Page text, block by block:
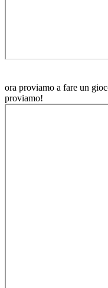
ora proviamo a fare un
proviamo!